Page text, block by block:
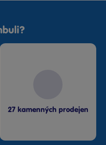
27 kamenných prodejen